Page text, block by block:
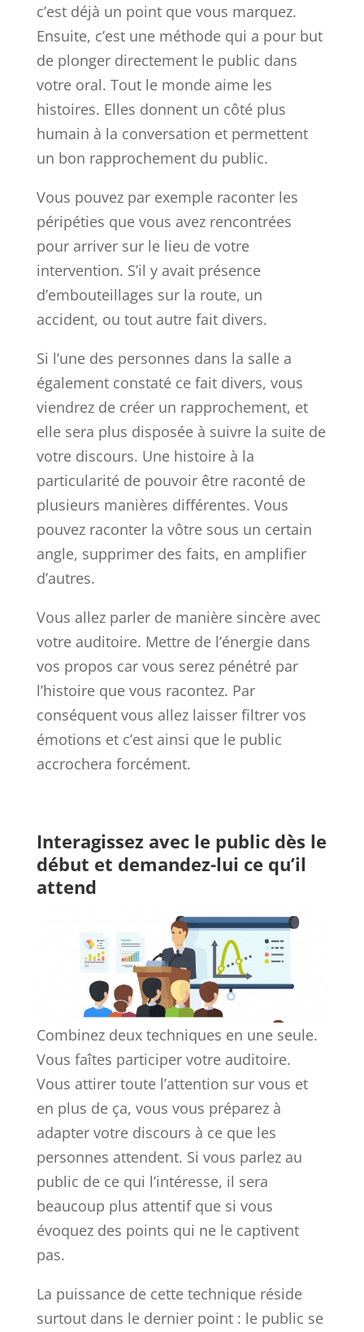
c’est déjà un point que vous marquez.
Ensuite, c’est une méthode qui a pour but
de plonger directement le public dans
votre oral. Tout le monde aime les
histoires. Elles donnent un côté plus
humain à la conversation et permettent
un bon rapprochement du public.
Vous pouvez par exemple raconter les
péripéties que vous avez rencontrées
pour arriver sur le lieu de votre
intervention. S’il y avait présence
d’embouteillages sur la route, un
accident, ou tout autre fait divers.
Si l’une des personnes dans la salle a
également constaté ce fait divers, vous
viendrez de créer un rapprochement, et
elle sera plus disposée à suivre la suite de
votre discours. Une histoire à la
particularité de pouvoir être raconté de
plusieurs manières différentes. Vous
pouvez raconter la vôtre sous un certain
angle, supprimer des faits, en amplifier
d’autres.
Vous allez parler de manière sincère avec
votre auditoire. Mettre de l’énergie dans
vos propos car vous serez pénétré par
l’histoire que vous racontez. Par
conséquent vous allez laisser filtrer vos
émotions et c’est ainsi que le public
accrochera forcément.
Interagissez avec le public dès le
début et demandez-lui ce qu’il
attend
Combinez deux techniques en une seule.
Vous faîtes participer votre auditoire.
Vous attirer toute l’attention sur vous et
en plus de ça, vous vous préparez à
adapter votre discours à ce que les
personnes attendent. Si vous parlez au
public de ce qui l’intéresse, il sera
beaucoup plus attentif que si vous
évoquez des points qui ne le captivent
pas.
La puissance de cette technique réside
surtout dans le dernier point : le public se